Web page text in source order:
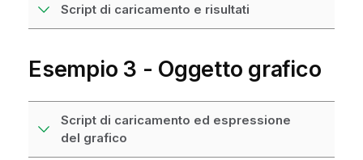
Script di caricamento e risultati
Esempio 3 - Oggetto grafico
Script di caricamento ed espressione
del grafico